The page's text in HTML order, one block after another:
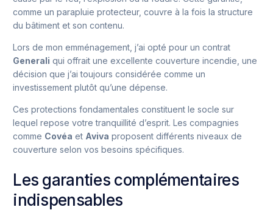
comme un parapluie protecteur, couvre à la fois la structure
du bâtiment et son contenu.
Lors de mon emménagement, j’ai opté pour un contrat
Generali qui offrait une excellente couverture incendie, une
décision que j’ai toujours considérée comme un
investissement plutôt qu’une dépense.
Ces protections fondamentales constituent le socle sur
lequel repose votre tranquillité d’esprit. Les compagnies
comme Covéa et Aviva proposent différents niveaux de
couverture selon vos besoins spécifiques.
Les garanties complémentaires
indispensables